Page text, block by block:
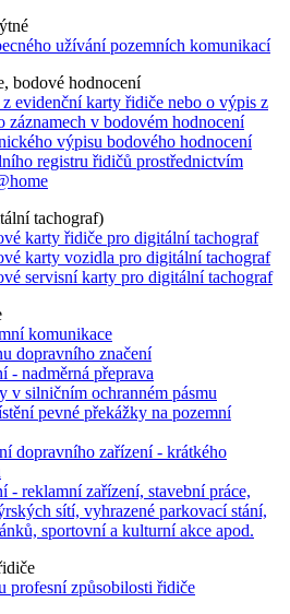
užívání pozemních komunikací
bodové hodnocení
evidenční karty řidiče nebo o výpis z
záznamech v bodovém hodnocení
výpisu bodového hodnocení
registru řidičů prostřednictvím
tachograf)
karty řidiče pro digitální tachograf
karty vozidla pro digitální tachograf
servisní karty pro digitální tachograf
komunikace
dopravního značení
- nadměrná přeprava
v silničním ochranném pásmu
pevné překážky na pozemní
dopravního zařízení - krátkého
- reklamní zařízení, stavební práce,
sítí, vyhrazené parkovací stání,
sportovní a kulturní akce apod.
profesní způsobilosti řidiče